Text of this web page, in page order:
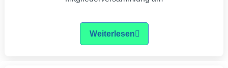
Weiterlesen